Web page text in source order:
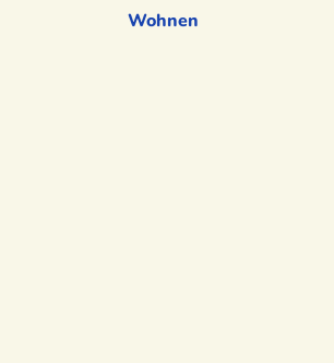
Wohnen